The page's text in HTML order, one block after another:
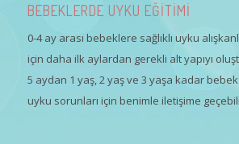
BEBEKLERDE UYKU EĞİTİMİ
0-4 ay arası bebeklere sağlıklı uyku
için daha ilk aylardan gerekli alt yapıyı
5 aydan 1 yaş, 2 yaş ve 3 yaşa kadar bebek
uyku sorunları için benimle iletişime